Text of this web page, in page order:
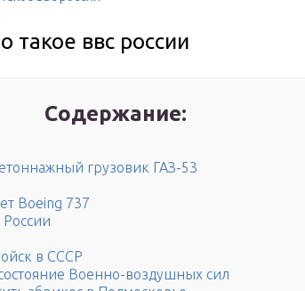
такое ввс россии
Содержание:
грузовик ГАЗ-53
Boeing 737
в СССР
Военно-воздушных сил